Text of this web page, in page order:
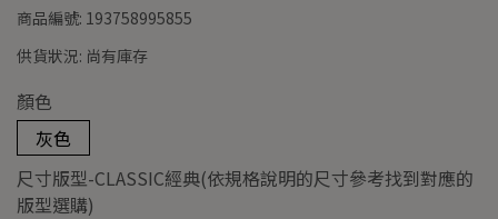
商品編號: 193758995855
供貨狀況: 尚有庫存
顏色
灰色
尺寸版型-CLASSIC經典(依規格說明的尺寸參考找到對應的
版型選購)